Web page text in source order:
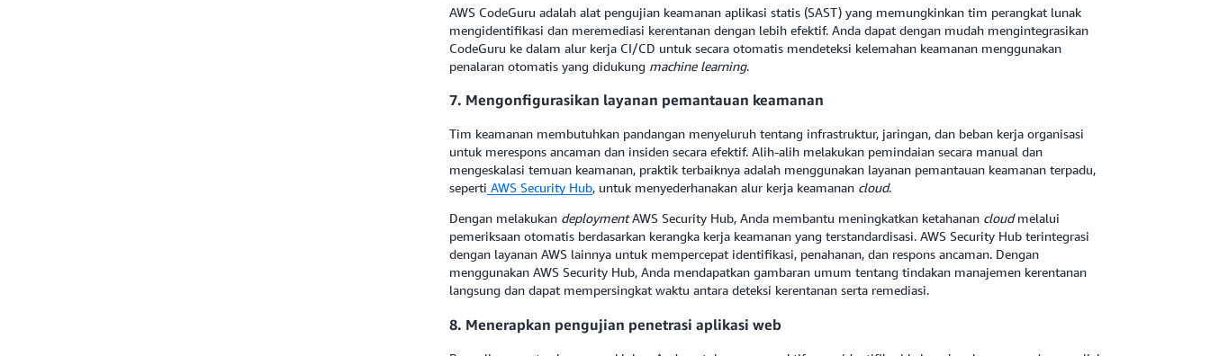
AWS CodeGuru adalah alat pengujian keamanan aplikasi statis (SAST) yang memungkinkan tim perangkat lunak
mengidentifikasi dan meremediasi kerentanan dengan lebih efektif. Anda dapat dengan mudah mengintegrasikan
CodeGuru ke dalam alur kerja CI/CD untuk secara otomatis mendeteksi kelemahan keamanan menggunakan
penalaran otomatis yang didukung machine learning.
7. Mengonfigurasikan layanan pemantauan keamanan
Tim keamanan membutuhkan pandangan menyeluruh tentang infrastruktur, jaringan, dan beban kerja organisasi
untuk merespons ancaman dan insiden secara efektif. Alih-alih melakukan pemindaian secara manual dan
mengeskalasi temuan keamanan, praktik terbaiknya adalah menggunakan layanan pemantauan keamanan terpadu,
seperti AWS Security Hub, untuk menyederhanakan alur kerja keamanan cloud.
Dengan melakukan deploymentAWS Security Hub, Anda membantu meningkatkan ketahanan cloudmelalui
pemeriksaan otomatis berdasarkan kerangka kerja keamanan yang terstandardisasi. AWS Security Hub terintegrasi
dengan layanan AWS lainnya untuk mempercepat identifikasi, penahanan, dan respons ancaman. Dengan
menggunakan AWS Security Hub, Anda mendapatkan gambaran umum tentang tindakan manajemen kerentanan
langsung dan dapat mempersingkat waktu antara deteksi kerentanan serta remediasi.
8. Menerapkan pengujian penetrasi aplikasi web